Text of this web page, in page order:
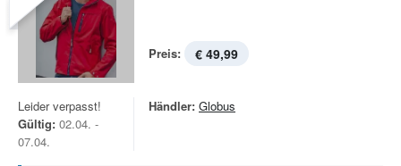
Preis: € 49,99
Leider verpasst!
Gültig: 02.04. -
07.04.
Händler: Globus